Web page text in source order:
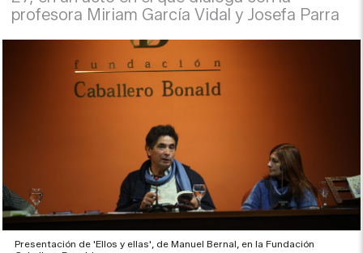
profesora Miriam García Vidal y Josefa Parra
Presentación de 'Ellos y ellas', de Manuel Bernal, en la Fundación